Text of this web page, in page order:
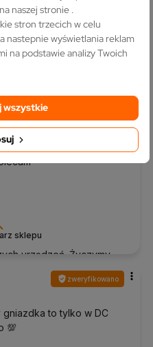
sklepu
sklepu
urządzeń. Życzymy
działania ⚡
Błyskawiczna
zweryfikowano
gniazdka to tylko w DC
💯
naszej stronie .
stron trzecich w celu
nastepnie wyświetlania reklam
na podstawie analizy Twoich
wszystkie